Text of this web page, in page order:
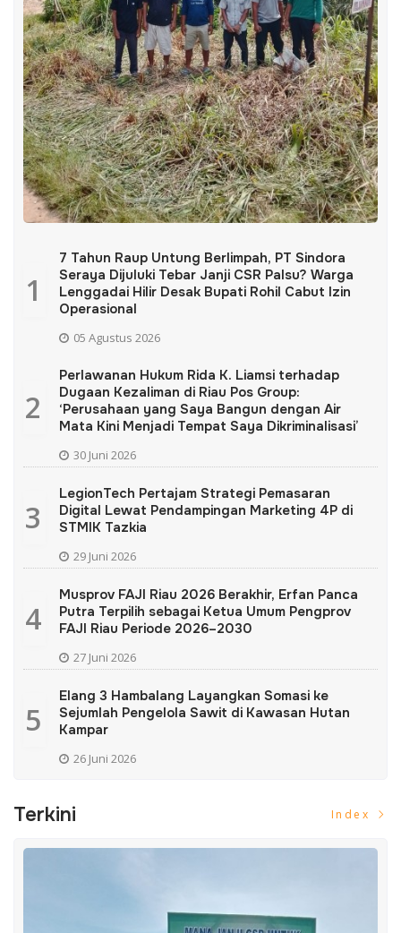
1
7 Tahun Raup Untung Berlimpah, PT Sindora
Seraya Dijuluki Tebar Janji CSR Palsu? Warga
Lenggadai Hilir Desak Bupati Rohil Cabut Izin
Operasional
05 Agustus 2026
2
Perlawanan Hukum Rida K. Liamsi terhadap
Dugaan Kezaliman di Riau Pos Group:
‘Perusahaan yang Saya Bangun dengan Air
Mata Kini Menjadi Tempat Saya Dikriminalisasi’
30 Juni 2026
3
LegionTech Pertajam Strategi Pemasaran
Digital Lewat Pendampingan Marketing 4P di
STMIK Tazkia
29 Juni 2026
4
Musprov FAJI Riau 2026 Berakhir, Erfan Panca
Putra Terpilih sebagai Ketua Umum Pengprov
FAJI Riau Periode 2026–2030
27 Juni 2026
5
Elang 3 Hambalang Layangkan Somasi ke
Sejumlah Pengelola Sawit di Kawasan Hutan
Kampar
26 Juni 2026
Terkini Index